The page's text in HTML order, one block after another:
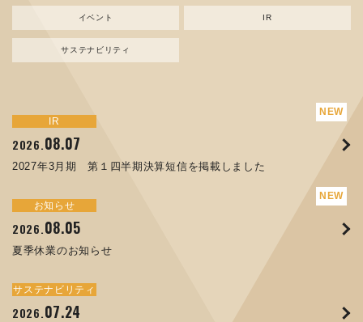
イベント IR
サステナビリティ
IR
2026.08.07
2027年3月期 第１四半期決算短信を掲載しました
お知らせ
2026.08.05
夏季休業のお知らせ
サステナビリティ
2026.07.24
新規事業
2024.04.10
資源ごみAI 自動選別機 販売開始のお知らせ
お知らせ
2026.08.05
夏季休業のお知らせ
お知らせ
2025.11.17
コラムを更新しました：MECT2025(メカトロテックジャパ
お知らせ
トピックス
2026.07.17
ORANGE NEWS Vol. 014を掲載しました
トピックス
2026.04.17
ORANGE NEWS Vol. 013を掲載しました
トピックス
2025.10.01
イベント
2026.04.03
MEX金沢2026 出展のご案内 ※終了しました
イベント
2025.08.29
MECT 2025 出展のご案内 ※終了しました
イベント
2025.04.16
IR
2026.08.07
2027年3月期 第１四半期決算短信を掲載しました
IR
2026.07.22
譲渡制限付株式報酬としての自己株式の処分の割当完了に関
IR
サステナビリティ
2026.07.24
中学生（光野中学校）の職場体験を実施しました
サステナビリティ
2026.06.12
人材戦略を策定しました
サステナビリティ
2026.03.26